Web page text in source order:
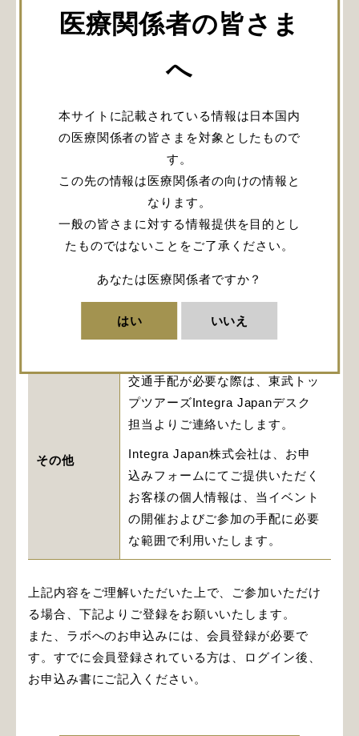
医療関係者の皆さま
へ
本サイトに記載されている情報は日本国内
の医療関係者の皆さまを対象としたもので
す。
この先の情報は医療関係者の向けの情報と
なります。
一般の皆さまに対する情報提供を目的とし
たものではないことをご了承ください。
あなたは医療関係者ですか？
はい いいえ
対象とする
医師
いない
参加者は、本業務を行うにあ
たり主催者ならびに講師から開
示・提供された情報を秘密とし
て保持するものとします。ま
た、本業務の遂行以外の目的に
は使用しないものとします。
トレーニングの対象機器およ
びトレーニング遂行のために主
催者が用意した機器以外の持ち
込み・使用は禁止致します。
その他
交通手配が必要な際は、東武トッ
プツアーズIntegra Japanデスク
担当よりご連絡いたします。
Integra Japan株式会社は、お申
込みフォームにてご提供いただく
お客様の個人情報は、当イベント
の開催およびご参加の手配に必要
な範囲で利用いたします。
上記内容をご理解いただいた上で、ご参加いただけ
る場合、下記よりご登録をお願いいたします。
また、ラボへのお申込みには、会員登録が必要で
す。すでに会員登録されている方は、ログイン後、
お申込み書にご記入ください。